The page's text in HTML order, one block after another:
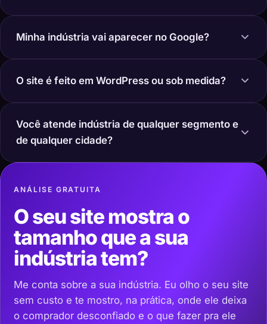
Minha indústria vai aparecer no Google?
O site é feito em WordPress ou sob medida?
Você atende indústria de qualquer segmento e
de qualquer cidade?
ANÁLISE GRATUITA
O seu site mostra o
tamanho que a sua
indústria tem?
Me conta sobre a sua indústria. Eu olho o seu site
sem custo e te mostro, na prática, onde ele deixa
o comprador desconfiado e o que fazer pra ele